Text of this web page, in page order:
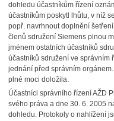
dohledu účastníkům řízení
účastníkům poskytl lhůtu, v níž
popř. navrhnout doplnění
členů sdružení Siemens plnou
jménem ostatních účastníků
účastníků sdružení ve správním
jednání před správním
plné moci doložila.
Účastníci správního řízení AŽD
svého práva a dne 30. 6. 2005
dohledu. Protokoly o nahlížení